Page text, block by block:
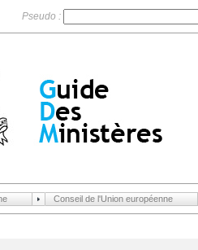
Pseudo :
Conseil de l'Union européenne